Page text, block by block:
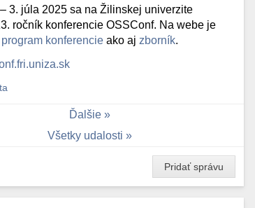
upscript=/usr/local/bin/carp-up.sh --
3. júla 2025 sa na Žilinskej univerzite
ročník konferencie OSSConf. Na webe je
program konferencie ako aj zborník.
Ďalšie
Všetky udalosti
Pridať správu